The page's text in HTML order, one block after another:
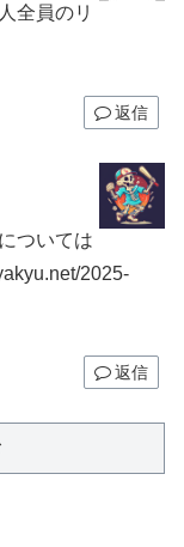
全員のリ
返信
ついては
2025-
返信